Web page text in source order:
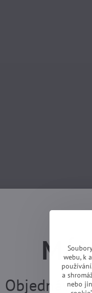
webu, k
a
nebo
Objednávky